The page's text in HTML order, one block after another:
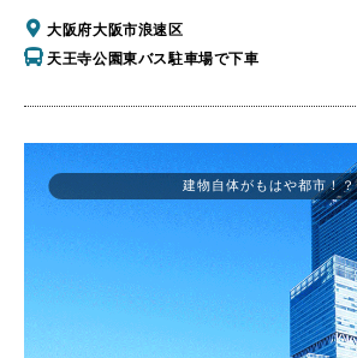
大阪府大阪市浪速区
天王寺公園東バス駐車場で下車
建物自体がもはや都市！？